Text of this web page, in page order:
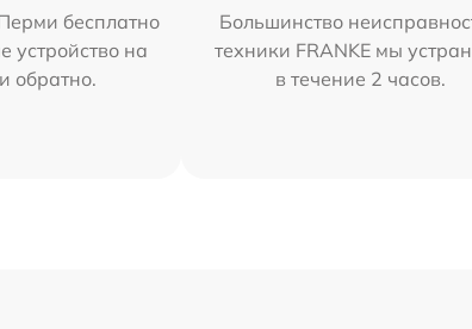
бесплатно
устройство на
обратно.
Большинство
техники FRANKE мы
в течение 2 часов.